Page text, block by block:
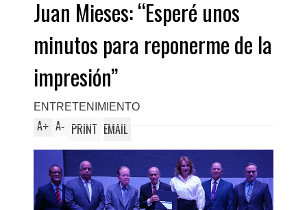
Juan Mieses: “Esperé unos
minutos para reponerme de la
impresión”
ENTRETENIMIENTO
A+ A- PRINT EMAIL